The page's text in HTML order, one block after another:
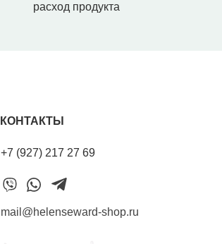
расход продукта
КОНТАКТЫ
+7 (927) 217 27 69
mail@helenseward-shop.ru